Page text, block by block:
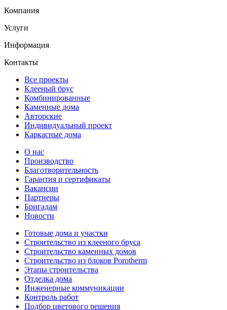
Компания
Услуги
Информация
Контакты
Все проекты
Клееный брус
Комбинированные
Каменные дома
Авторские
Индивидуальный проект
Каркасные дома
О нас
Производство
Благотворительность
Гарантия и сертификаты
Вакансии
Партнеры
Бригадам
Новости
Готовые дома и участки
Строительство из клееного бруса
Строительство каменных домов
Строительство из блоков Porotherm
Этапы строительства
Отделка дома
Инженерные коммуникации
Контроль работ
Подбор цветового решения